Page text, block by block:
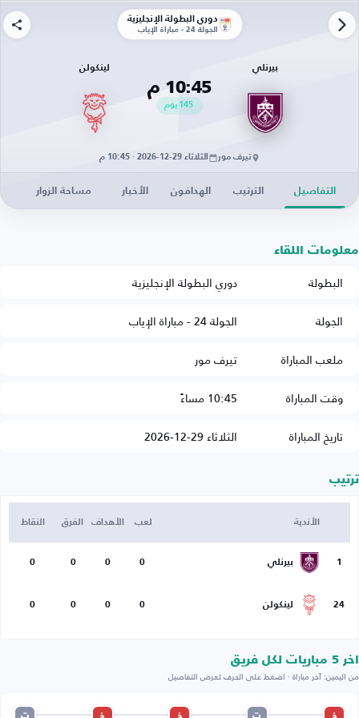
دوري البطولة الإنجليزية
الجولة 24 - مباراة الإياب
بيرنلي
10:45 م
145 يوم
لينكولن
تيرف مور الثلاثاء 29-12-2026 · 10:45 م
التفاصيل الترتيب الهدافون الأخبار مساحة الزوار
معلومات اللقاء
البطولة
دوري البطولة الإنجليزية
الجولة
الجولة 24 - مباراة الإياب
ملعب المباراة
تيرف مور
وقت المباراة
10:45 مساءً
تاريخ المباراة
الثلاثاء 29-12-2026
ترتيب
الأندية لعب الأهداف الفرق النقاط
1 بيرنلي 0
0
0
0
24 لينكولن 0
0
0
0
اخر 5 مباريات لكل فريق
من اليمين: آخر مباراة · اضغط على الحرف لعرض التفاصيل